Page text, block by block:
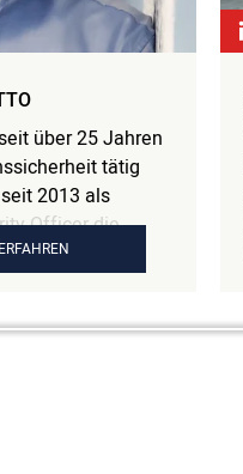
über 25 Jahren
tätig
2013 als
Officer die
OTTO GmbH &
technisches
starke